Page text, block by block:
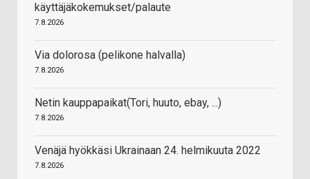
käyttäjäkokemukset/palaute
7.8.2026
Via dolorosa (pelikone halvalla)
7.8.2026
Netin kauppapaikat(Tori, huuto, ebay, ...)
7.8.2026
Venäjä hyökkäsi Ukrainaan 24. helmikuuta 2022
7.8.2026